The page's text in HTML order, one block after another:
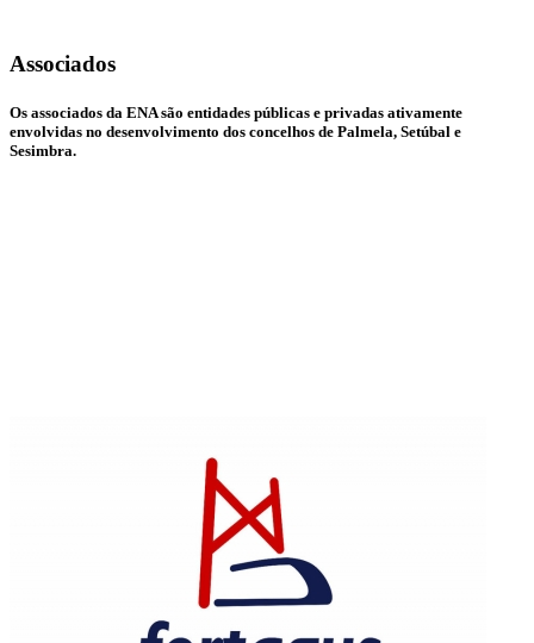
Associados
Os associados da ENAsão entidades públicas e privadas ativamente
envolvidas no desenvolvimento dos concelhos de Palmela, Setúbal e
Sesimbra.